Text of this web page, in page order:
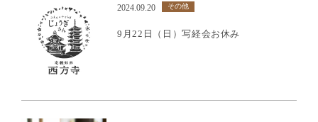
2024.09.20 その他
9月22日（日）写経会お休み